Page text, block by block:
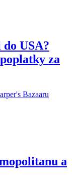
do USA?
za
a